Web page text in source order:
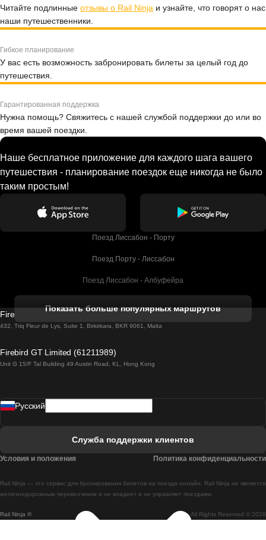
Читайте подлинные отзывы о Rail Ninja и узнайте, что говорят о нас
наши путешественники.
Гибкое планирование
У вас есть возможность забронировать билеты за целый год до
путешествия.
Гарантированная поддержка
Нужна помощь? Свяжитесь с нашей службой поддержки до или во
время вашей поездки.
Наше бесплатное приложение для каждого шага вашего
путешествия - планирование поездок еще никогда не было
таким простым!
Поезд Лиссабон - Порту
Поезд Порту - Лиссабон
Поезд Лиссабон - Албуфейра
Поезд Лиссабон - Лагос
Поезд Лиссабон - Мадрид
Поезд Лиссабон - Брага
Поезд Брага - Лиссабон
Показать больше популярных маршрутов
Firebird GT Limited (OC 1451)
432, Triq Fleur de Lys, Suite 1, Birkirkara, BKR 9061, Malta
Firebird GT Limited (61211989)
Unit G 15/F Tal Building 49 Austin Road, KL, Hong Kong
Rail Ninja ® All Rights Reserved © 2026
Rail Ninja — это сервис для бронирования билетов на поезда онлайн. Rail Ninja не является
железнодорожным перевозчиком и не владеет и не управляет поездами.
Pусский
Служба поддержки клиентов
Условия и положения Политика конфиденциальности